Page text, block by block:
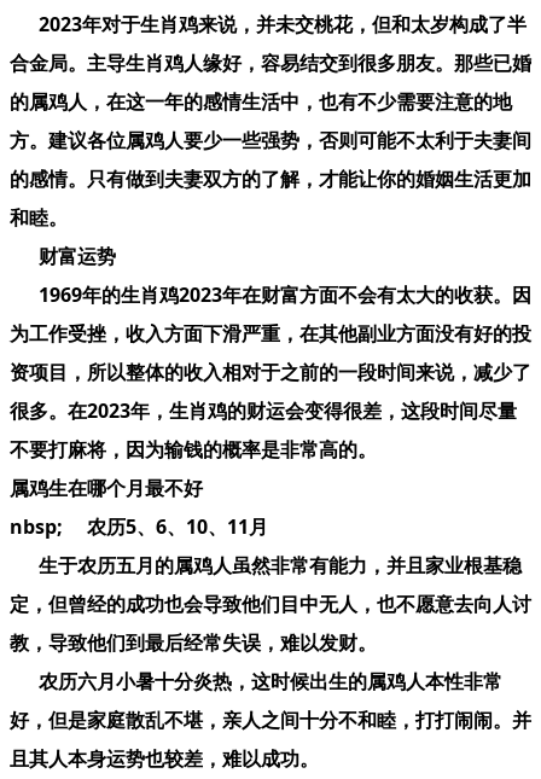
2023年对于生肖鸡来说，并未交桃花，但和太岁构成了半
合金局。主导生肖鸡人缘好，容易结交到很多朋友。那些已婚
的属鸡人，在这一年的感情生活中，也有不少需要注意的地
方。建议各位属鸡人要少一些强势，否则可能不太利于夫妻间
的感情。只有做到夫妻双方的了解，才能让你的婚姻生活更加
和睦。
财富运势
1969年的生肖鸡2023年在财富方面不会有太大的收获。因
为工作受挫，收入方面下滑严重，在其他副业方面没有好的投
资项目，所以整体的收入相对于之前的一段时间来说，减少了
很多。在2023年，生肖鸡的财运会变得很差，这段时间尽量
不要打麻将，因为输钱的概率是非常高的。
属鸡生在哪个月最不好
nbsp; 农历5、6、10、11月
生于农历五月的属鸡人虽然非常有能力，并且家业根基稳
定，但曾经的成功也会导致他们目中无人，也不愿意去向人讨
教，导致他们到最后经常失误，难以发财。
农历六月小暑十分炎热，这时候出生的属鸡人本性非常
好，但是家庭散乱不堪，亲人之间十分不和睦，打打闹闹。并
且其人本身运势也较差，难以成功。